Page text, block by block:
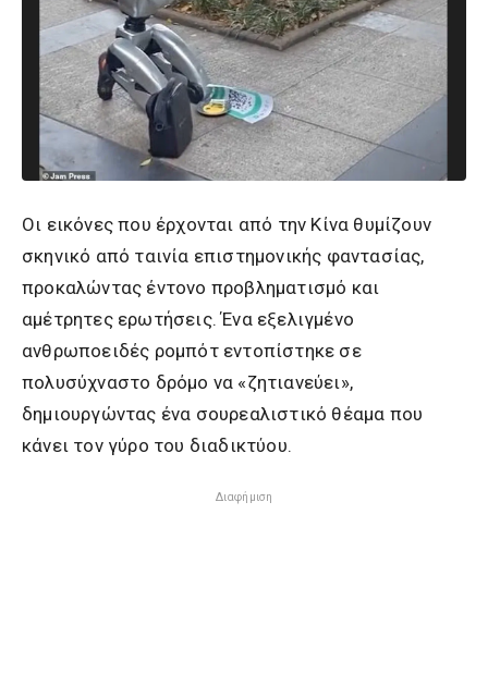
Οι εικόνες που έρχονται από την Κίνα θυμίζουν
σκηνικό από ταινία επιστημονικής φαντασίας,
προκαλώντας έντονο προβληματισμό και
αμέτρητες ερωτήσεις. Ένα εξελιγμένο
ανθρωποειδές ρομπότ εντοπίστηκε σε
πολυσύχναστο δρόμο να «ζητιανεύει»,
δημιουργώντας ένα σουρεαλιστικό θέαμα που
κάνει τον γύρο του διαδικτύου.
Διαφήμιση